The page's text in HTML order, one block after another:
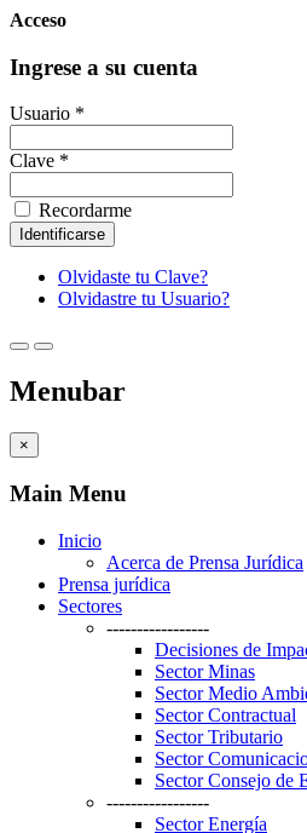
Acceso
Ingrese a su cuenta
Usuario *
Clave *
Recordarme
Olvidaste tu Clave?
Olvidastre tu Usuario?
Menubar
×
Main Menu
Inicio
Acerca de Prensa Jurídica
Prensa jurídica
Sectores
-----------------
Decisiones de
Sector Minas
Sector Medio
Sector Contractual
Sector Tributario
Sector
Sector Consejo de
-----------------
Sector Energía